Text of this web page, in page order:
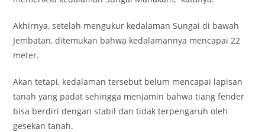
Akhirnya, setelah mengukur kedalaman Sungai di bawah
Jembatan, ditemukan bahwa kedalamannya mencapai 22
meter.
Akan tetapi, kedalaman tersebut belum mencapai lapisan
tanah yang padat sehingga menjamin bahwa tiang fender
bisa berdiri dengan stabil dan tidak terpengaruh oleh
gesekan tanah.